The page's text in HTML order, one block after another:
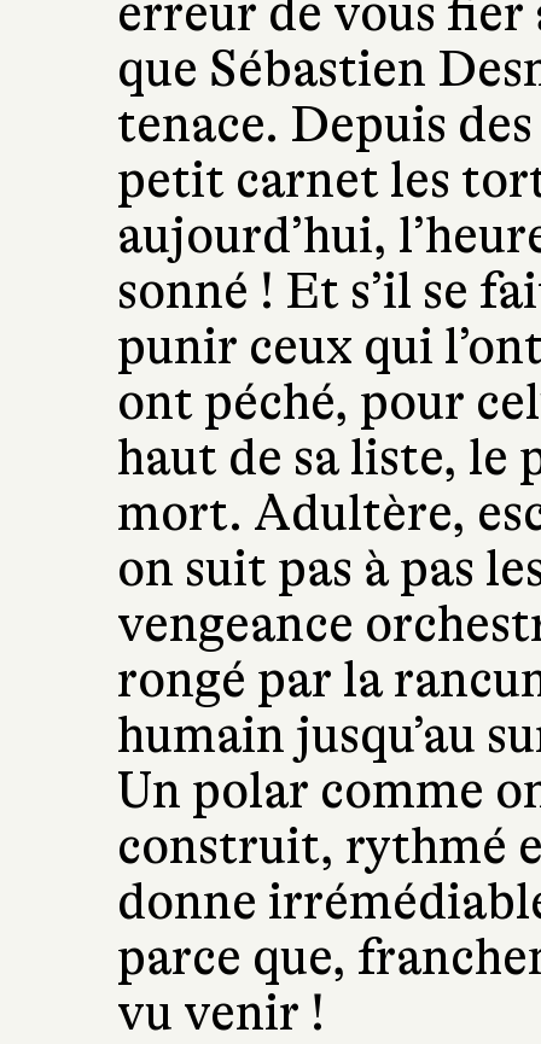
erreur de vous fier
que Sébastien
tenace. Depuis
petit carnet les
aujourd’hui,
sonné ! Et s’il se
punir ceux qui
ont péché, pour
haut de sa liste, le
mort. Adultère,
on suit pas à pas
vengeance
rongé par la
humain jusqu’au
Un polar comme
construit, rythmé
donne
parce que,
vu venir !